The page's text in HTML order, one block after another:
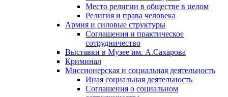
Место религии в обществе в целом
Религия и права человека
Армия и силовые структуры
Соглашения и практическое
сотрудничество
Выставки в Музее им. А.Сахарова
Криминал
Миссионерская и социальная деятельность
Иная социальная деятельность
Соглашения о социальном